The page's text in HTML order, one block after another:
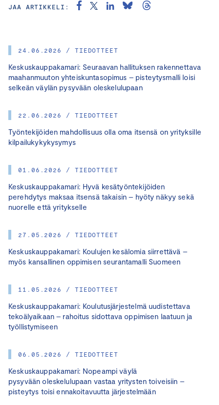
24.06.2026 / TIEDOTTEET
Keskuskauppakamari: Seuraavan hallituksen rakennettava
maahanmuuton yhteiskuntasopimus – pisteytysmalli loisi
selkeän väylän pysyvään oleskelulupaan
22.06.2026 / TIEDOTTEET
Työntekijöiden mahdollisuus olla oma itsensä on yrityksille
kilpailukykykysymys
01.06.2026 / TIEDOTTEET
Keskuskauppakamari: Hyvä kesätyöntekijöiden
perehdytys maksaa itsensä takaisin – hyöty näkyy sekä
nuorelle että yritykselle
27.05.2026 / TIEDOTTEET
Keskuskauppakamari: Koulujen kesälomia siirrettävä –
myös kansallinen oppimisen seurantamalli Suomeen
11.05.2026 / TIEDOTTEET
Keskuskauppakamari: Koulutusjärjestelmä uudistettava
tekoälyaikaan – rahoitus sidottava oppimisen laatuun ja
työllistymiseen
06.05.2026 / TIEDOTTEET
Keskuskauppakamari: Nopeampi väylä
pysyvään oleskelulupaan vastaa yritysten toiveisiin –
pisteytys toisi ennakoitavuutta järjestelmään
JAA ARTIKKELI: